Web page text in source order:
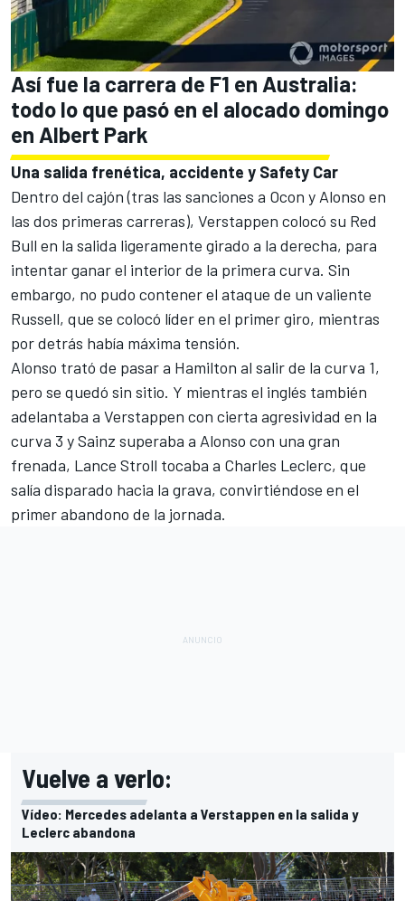
Así fue la carrera de F1 en Australia:
todo lo que pasó en el alocado domingo
en Albert Park
Una salida frenética, accidente y Safety Car
Dentro del cajón(tras las sanciones a Ocon y Alonso en
las dos primeras carreras), Verstappen colocó su Red
Bull en la salida ligeramente girado a la derecha, para
intentar ganar el interior de la primera curva. Sin
embargo, no pudo contener el ataque de un valiente
Russell, que se colocó líder en el primer giro, mientras
por detrás había máxima tensión.
Alonso trató de pasar a Hamilton al salir de la curva 1,
pero se quedó sin sitio. Y mientras el inglés también
adelantaba a Verstappen con cierta agresividad en la
curva 3 y Sainz superaba a Alonso con una gran
frenada, Lance Stroll tocaba a Charles Leclerc, que
salía disparado hacia la grava, convirtiéndose en el
primer abandono de la jornada.
Vuelve a verlo:
Vídeo: Mercedes adelanta a Verstappen en la salida y
Leclerc abandona